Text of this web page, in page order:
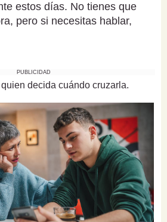
estos días. No tienes que
pero si necesitas hablar,
PUBLICIDAD
decida cuándo cruzarla.